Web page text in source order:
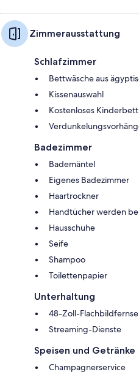
Zimmerausstattung
Schlafzimmer
Bettwäsche aus
Kissenauswahl
Kostenloses Kinderbett
Badezimmer
Bademäntel
Eigenes Badezimmer
Haartrockner
Handtücher werden
Hausschuhe
Seife
Shampoo
Toilettenpapier
Unterhaltung
48-Zoll-
Streaming-Dienste
Speisen und Getränke
Champagnerservice